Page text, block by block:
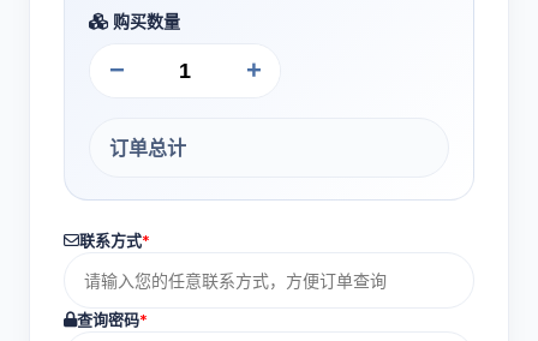
购买数量
− +
订单总计
联系方式*
查询密码*